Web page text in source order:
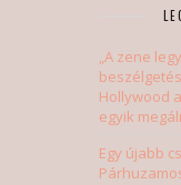
„A zene
Hollywood
egyik
Egy újabb